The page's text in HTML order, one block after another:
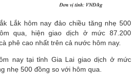
Lắk hôm nay đảo chiều tăng nhẹ 500
qua, hiện giao dịch ở mức 87.200
phê cao nhất trên cả nước hôm nay.
nay tại tỉnh Gia Lai giao dịch ở mức
nhẹ 500 đồng so với hôm qua.